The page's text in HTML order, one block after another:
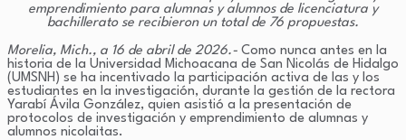
emprendimiento para alumnas y alumnos de licenciatura y
bachillerato se recibieron un total de 76 propuestas.
Morelia, Mich., a 16 de abril de 2026.- Como nunca antes en la
historia de la Universidad Michoacana de San Nicolás de Hidalgo
(UMSNH) se ha incentivado la participación activa de las y los
estudiantes en la investigación, durante la gestión de la rectora
Yarabí Ávila González, quien asistió a la presentación de
protocolos de investigación y emprendimiento de alumnas y
alumnos nicolaitas.